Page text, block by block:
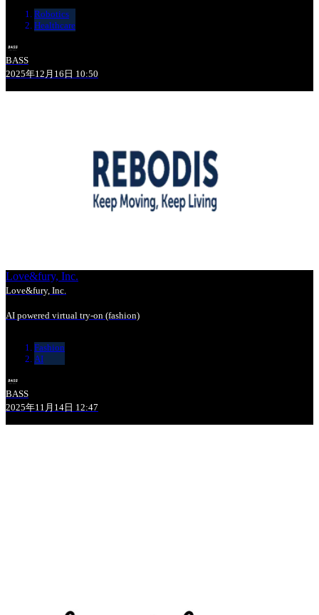
Robotics
Healthcare
BASS
2025年12月16日 10:50
Love&fury, Inc.
Love&fury, Inc.
AI powered virtual try-on (fashion)
Fashion
AI
BASS
2025年11月14日 12:47